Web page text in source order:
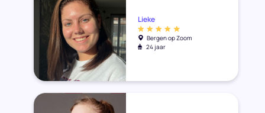
Lieke
Bergen op Zoom
24 jaar